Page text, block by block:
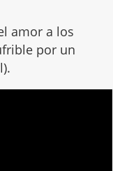
amor a los
por un